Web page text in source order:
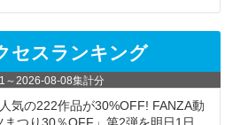
セスランキング
～2026-08-08集計分
気の222作品が30%OFF! FANZA動